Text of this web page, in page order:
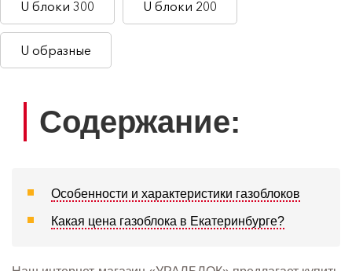
U блоки 300 U блоки 200
U образные
Содержание:
Особенности и характеристики газоблоков
Какая цена газоблока в Екатеринбурге?